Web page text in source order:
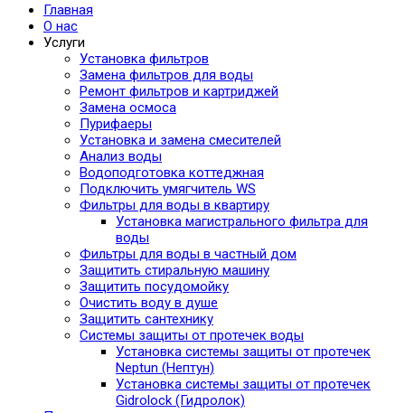
Главная
О нас
Услуги
Установка фильтров
Замена фильтров для воды
Ремонт фильтров и картриджей
Замена осмоса
Пурифаеры
Установка и замена смесителей
Анализ воды
Водоподготовка коттеджная
Подключить умягчитель WS
Фильтры для воды в квартиру
Установка магистрального фильтра для
воды
Фильтры для воды в частный дом
Защитить стиральную машину
Защитить посудомойку
Очистить воду в душе
Защитить сантехнику
Системы защиты от протечек воды
Установка системы защиты от протечек
Neptun (Нептун)
Установка системы защиты от протечек
Gidrolock (Гидролок)